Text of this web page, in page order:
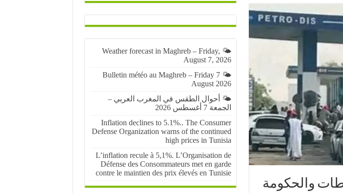
والحكومة
🌤️ Weather forecast in Maghreb – Friday,
August 7, 2026
🌤️ Bulletin météo au Maghreb – Friday 7
August 2026
🌤️ أحوال الطقس في المغرب العربي –
الجمعة 7 أغسطس 2026
Inflation declines to 5.1%.. The Consumer
Defense Organization warns of the continued
high prices in Tunisia
L’inflation recule à 5,1%. L’Organisation de
Défense des Consommateurs met en garde
contre le maintien des prix élevés en Tunisie